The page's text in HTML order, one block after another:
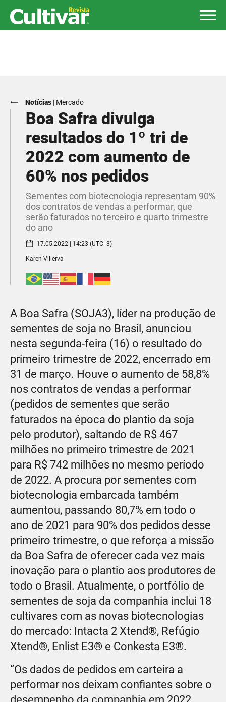
Notícias | Mercado
Boa Safra divulga
resultados do 1º tri de
2022 com aumento de
60% nos pedidos
Sementes com biotecnologia representam 90%
dos contratos de vendas a performar, que
serão faturados no terceiro e quarto trimestre
do ano
17.05.2022 | 14:23 (UTC -3)
Karen Villerva
A Boa Safra (SOJA3), líder na produção de
sementes de soja no Brasil, anunciou
nesta segunda-feira (16) o resultado do
primeiro trimestre de 2022, encerrado em
31 de março. Houve o aumento de 58,8%
nos contratos de vendas a performar
(pedidos de sementes que serão
faturados na época do plantio da soja
pelo produtor), saltando de R$ 467
milhões no primeiro trimestre de 2021
para R$ 742 milhões no mesmo período
de 2022. A procura por sementes com
biotecnologia embarcada também
aumentou, passando 80,7% em todo o
ano de 2021 para 90% dos pedidos desse
primeiro trimestre, o que reforça a missão
da Boa Safra de oferecer cada vez mais
inovação para o plantio aos produtores de
todo o Brasil. Atualmente, o portfólio de
sementes de soja da companhia inclui 18
cultivares com as novas biotecnologias
do mercado: Intacta 2 Xtend®, Refúgio
Xtend®, Enlist E3® e Conkesta E3®.
“Os dados de pedidos em carteira a
performar nos deixam confiantes sobre o